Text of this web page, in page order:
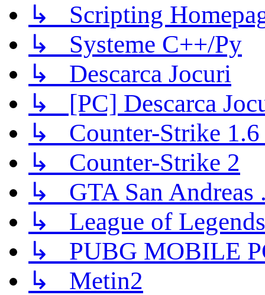
↳ Scripting
↳ Systeme C++/Py
↳ Descarca Jocuri
↳ [PC] Descarca
↳ Counter-Strike 1.6
↳ Counter-Strike 2
↳ GTA San Andreas
↳ League of Legends
↳ PUBG MOBILE
↳ Metin2